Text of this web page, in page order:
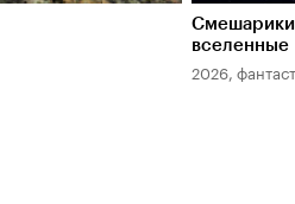
Смешарики
вселенные
2026,